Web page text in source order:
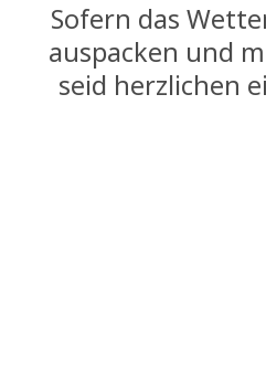
Sofern das
auspacken und
seid herzlichen